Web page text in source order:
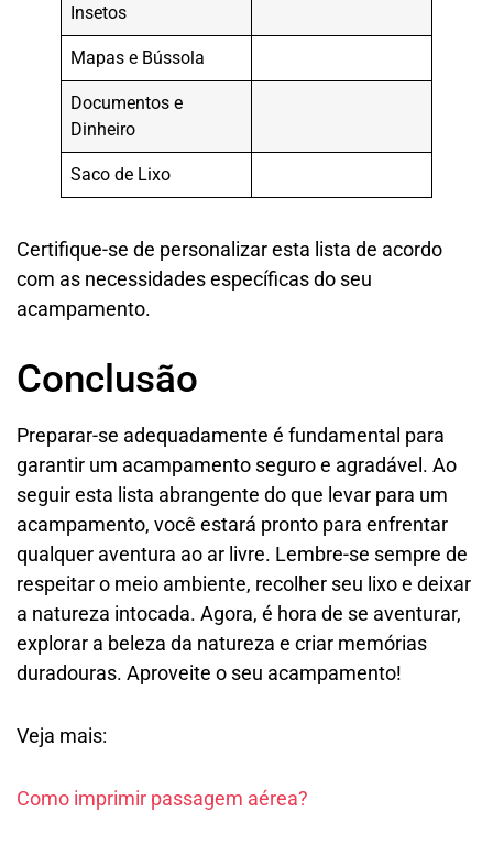
Insetos
Mapas e Bússola
Documentos e
Dinheiro
Saco de Lixo
Certifique-se de personalizar esta lista de acordo
com as necessidades específicas do seu
acampamento.
Conclusão
Preparar-se adequadamente é fundamental para
garantir um acampamento seguro e agradável. Ao
seguir esta lista abrangente do que levar para um
acampamento, você estará pronto para enfrentar
qualquer aventura ao ar livre. Lembre-se sempre de
respeitar o meio ambiente, recolher seu lixo e deixar
a natureza intocada. Agora, é hora de se aventurar,
explorar a beleza da natureza e criar memórias
duradouras. Aproveite o seu acampamento!
Veja mais:
Como imprimir passagem aérea?